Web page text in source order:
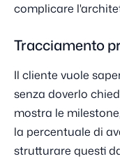
complicare
Tracciamento
Il cliente vuole
senza doverlo
mostra le
la percentuale di
strutturare questi